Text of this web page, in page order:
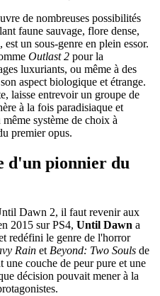
de nombreuses possibilités
faune sauvage, flore dense,
un sous-genre en plein essor.
Outlast 2 pour la
luxuriants, ou même à des
aspect biologique et étrange.
laisse entrevoir un groupe de
à la fois paradisiaque et
système de choix à
premier opus.
d'un pionnier du
Dawn 2, il faut revenir aux
2015 sur PS4, Until Dawn a
redéfini le genre de l'horror
Rain et Beyond: Two Souls de
couche de peur pure et une
décision pouvait mener à la